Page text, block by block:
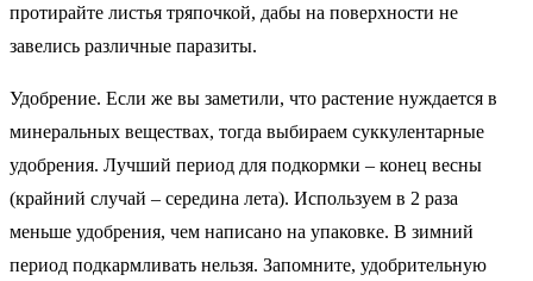
протирайте листья тряпочкой, дабы на поверхности не
завелись различные паразиты.
Удобрение. Если же вы заметили, что растение нуждается в
минеральных веществах, тогда выбираем суккулентарные
удобрения. Лучший период для подкормки – конец весны
(крайний случай – середина лета). Используем в 2 раза
меньше удобрения, чем написано на упаковке. В зимний
период подкармливать нельзя. Запомните, удобрительную